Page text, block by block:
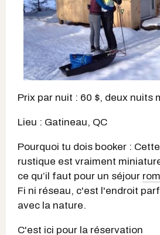
Prix par nuit : 60 $, deux nuits
Lieu : Gatineau, QC
Pourquoi tu dois booker :
rustique est vraiment
ce qu’il faut pour un séjour
Fi ni réseau, c'est l'endroit
avec la nature.
C'est ici pour la réservation